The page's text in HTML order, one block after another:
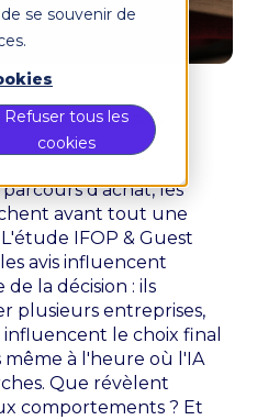
se souvenir de
Refuser tous les
cookies
Specialist chez Sofy
d'achat, les
avant tout une
IFOP & Guest
avis influencent
la décision : ils
plusieurs entreprises,
le choix final
à l'heure où l'IA
Que révèlent
comportements ? Et